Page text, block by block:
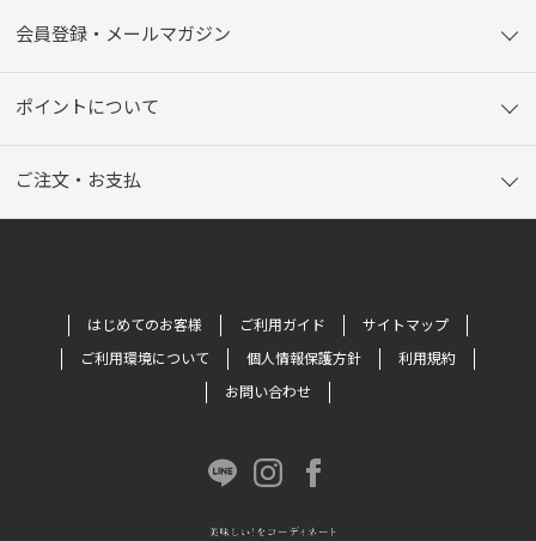
会員登録・メールマガジン
ポイントについて
ご注文・お支払
はじめてのお客様 ご利用ガイド
サイトマップ
ご利用環境について
個人情報保護方針
利用規約
お問い合わせ